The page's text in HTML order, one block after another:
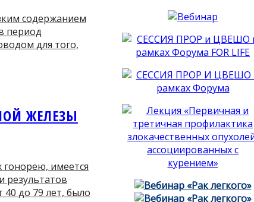
содержанием
период
для того,
ЖЕЛЕЗЫ
имеется
результатов
до 79 лет, было